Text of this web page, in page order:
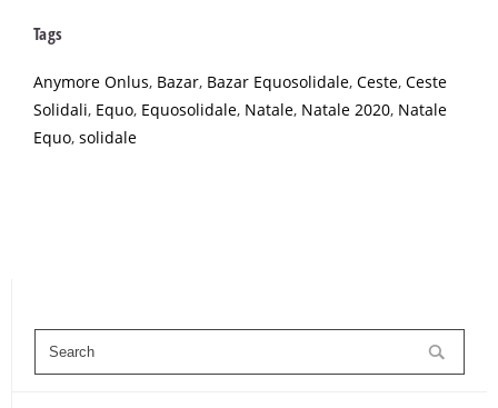
Tags
Anymore Onlus, Bazar, Bazar Equosolidale, Ceste, Ceste
Solidali, Equo, Equosolidale, Natale, Natale 2020, Natale
Equo, solidale